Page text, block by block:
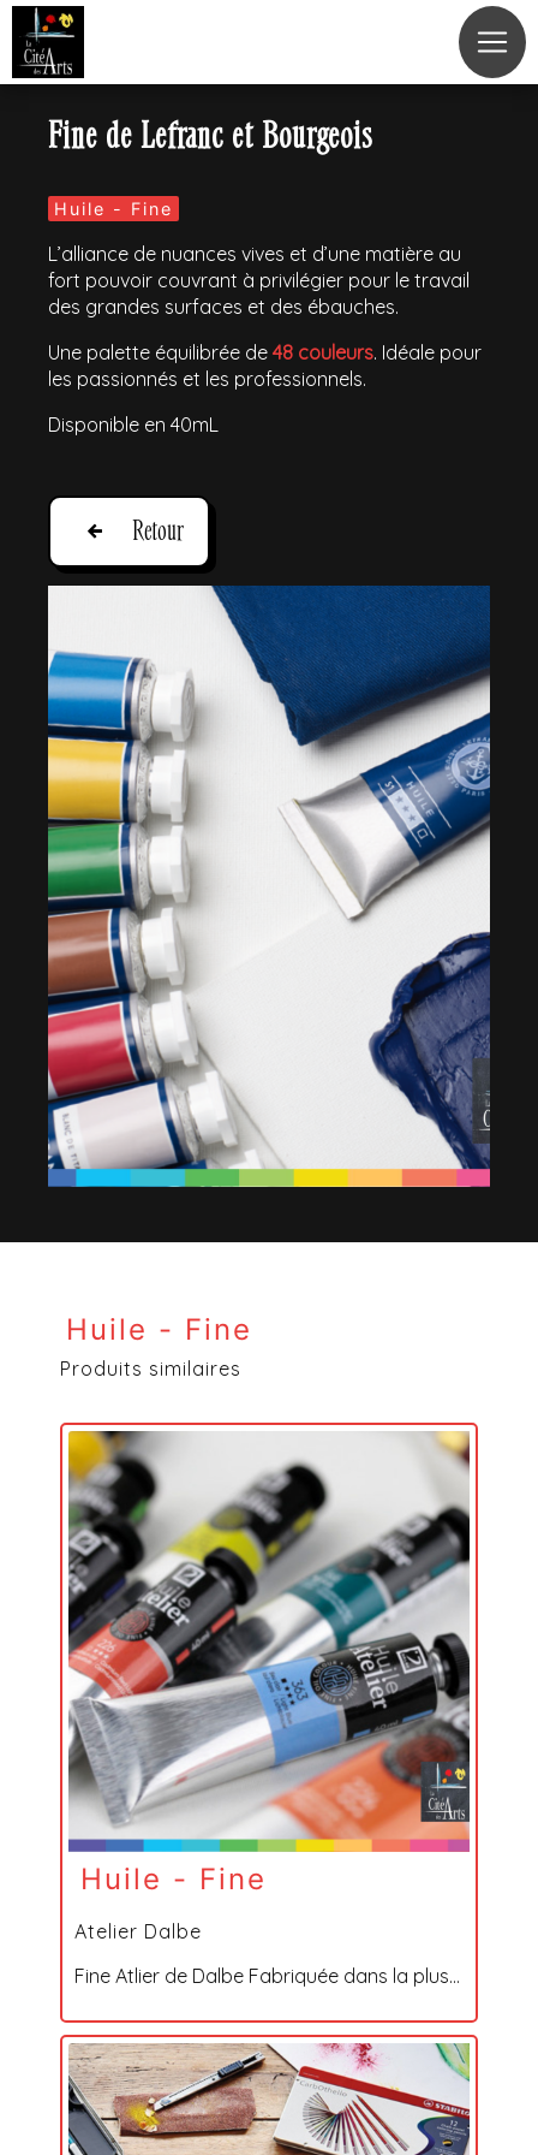
Fine de Lefranc et Bourgeois
Huile - Fine
L’alliance de nuances vives et d’une matière au
fort pouvoir couvrant à privilégier pour le travail
des grandes surfaces et des ébauches.
Une palette équilibrée de 48 couleurs. Idéale pour
les passionnés et les professionnels.
Disponible en 40mL
Retour
Huile - Fine
Produits similaires
Huile - Fine
Atelier Dalbe
Fine Atlier de Dalbe Fabriquée dans la plus...
Panneau de gestion des cookies